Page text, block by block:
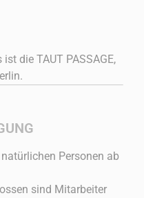
die TAUT PASSAGE,
Personen ab
sind Mitarbeiter